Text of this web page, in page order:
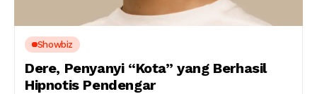
Showbiz
Dere, Penyanyi “Kota” yang Berhasil
Hipnotis Pendengar